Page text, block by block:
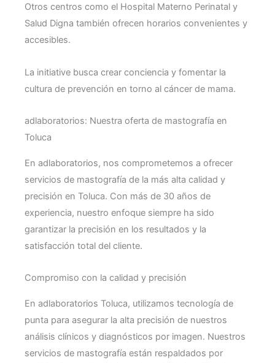
Otros centros como el Hospital Materno Perinatal y
Salud Digna también ofrecen horarios convenientes y
accesibles.
La initiative busca crear conciencia y fomentar la
cultura de prevención en torno al cáncer de mama.
adlaboratorios: Nuestra oferta de mastografía en
Toluca
En adlaboratorios, nos comprometemos a ofrecer
servicios de mastografía de la más alta calidad y
precisión en Toluca. Con más de 30 años de
experiencia, nuestro enfoque siempre ha sido
garantizar la precisión en los resultados y la
satisfacción total del cliente.
Compromiso con la calidad y precisión
En adlaboratorios Toluca, utilizamos tecnología de
punta para asegurar la alta precisión de nuestros
análisis clínicos y diagnósticos por imagen. Nuestros
servicios de mastografía están respaldados por